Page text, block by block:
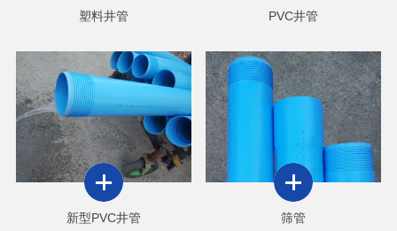
塑料井管 PVC井管
新型PVC井管 筛管